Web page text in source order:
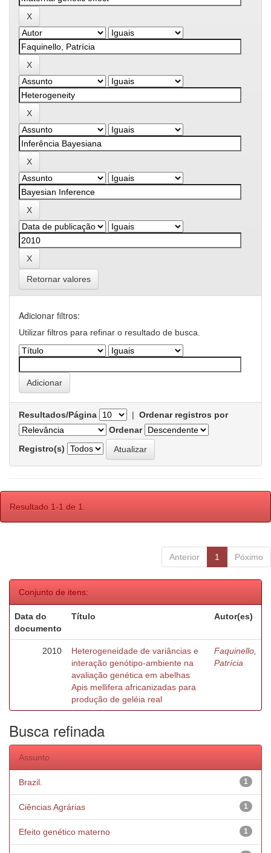
Retornar valores
Adicionar filtros:
Utilizar filtros para refinar o resultado de busca.
Resultados/Página | Ordenar registros por
Ordenar
Registro(s)
Resultado 1-1 de 1.
Anterior 1 Póximo
Conjunto de itens:
Data do
documento
Título Autor(es)
2010
Heterogeneidade de variâncias e
interação genótipo-ambiente na
avaliação genética em abelhas
Apis mellifera africanizadas para
produção de geléia real
Faquinello,
Patrícia
Busca refinada
Assunto
1
Brazil.
1
Ciências Agrárias
1
Efeito genético materno